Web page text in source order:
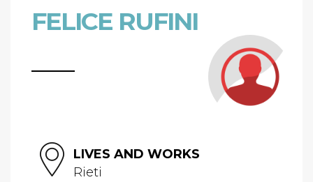
FELICE RUFINI
LIVES AND WORKS
Rieti